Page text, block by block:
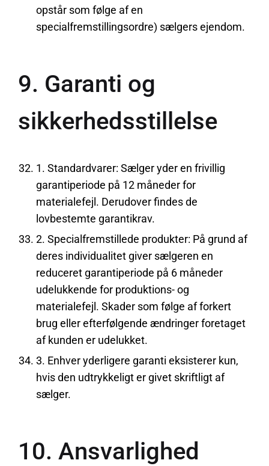
opstår som følge af en
specialfremstillingsordre) sælgers ejendom.
9. Garanti og
sikkerhedsstillelse
1. Standardvarer: Sælger yder en frivillig
garantiperiode på 12 måneder for
materialefejl. Derudover findes de
lovbestemte garantikrav.
2. Specialfremstillede produkter: På grund af
deres individualitet giver sælgeren en
reduceret garantiperiode på 6 måneder
udelukkende for produktions- og
materialefejl. Skader som følge af forkert
brug eller efterfølgende ændringer foretaget
af kunden er udelukket.
3. Enhver yderligere garanti eksisterer kun,
hvis den udtrykkeligt er givet skriftligt af
sælger.
10. Ansvarlighed